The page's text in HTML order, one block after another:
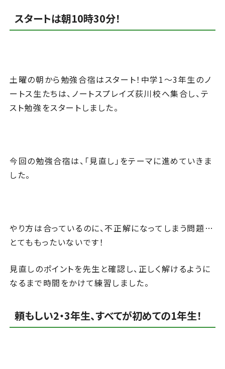
スタートは朝10時30分！
土曜の朝から勉強合宿はスタート！中学1～3年生のノ
ートス生たちは、ノートスプレイズ荻川校へ集合し、テ
スト勉強をスタートしました。
今回の勉強合宿は、「見直し」をテーマに進めていきま
した。
やり方は合っているのに、不正解になってしまう問題…
とてももったいないです！
見直しのポイントを先生と確認し、正しく解けるように
なるまで時間をかけて練習しました。
頼もしい2・3年生、すべてが初めての1年生！